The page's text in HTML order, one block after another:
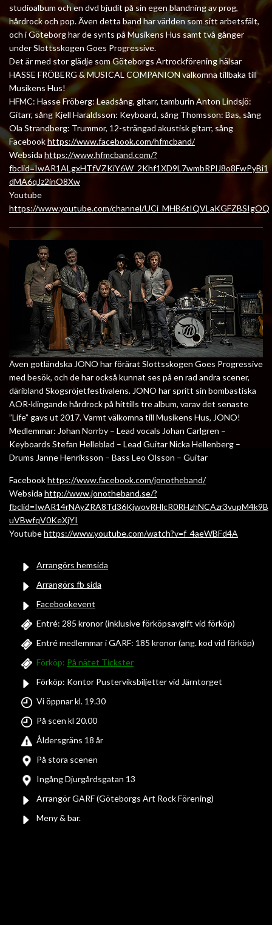
studioalbum och en dvd bjudit på sin egen blandning av prog,
hårdrock och pop. Även detta band har världen som sitt arbetsfält,
och i Göteborg har de synts på Musikens Hus samt två gånger
under Slottsskogen Goes Progressive.
Det är med stor glädje som Göteborgs Artrockförening hälsar
HASSE FRÖBERG & MUSICAL COMPANION välkomna tillbaka till
Musikens Hus!
HFMC: Hasse Fröberg: Leadsång, gitarr, tamburin Anton Lindsjö:
Gitarr, sång Kjell Haraldsson: Keyboard, sång Thomsson: Bas, sång
Ola Strandberg: Trummor, 12-strängad akustisk gitarr, sång
Facebookhttps://www.facebook.com/hfmcband/
Websida https://www.hfmcband.com/?
fbclid=IwAR1ALgxHTfVZKiY6W_2Khf1XD9L7wmbRPlJ8o8FwPyBi1
dMA6qJz2inO8Xw
Youtube
https://www.youtube.com/channel/UCi_MHB6tIQVLaKGFZBSIgOQ
Även gotländska JONO har förärat Slottsskogen Goes Progressive
med besök, och de har också kunnat ses på en rad andra scener,
däribland Skogsröjetfestivalens. JONO har spritt sin bombastiska
AOR-klingande hårdrock på hittills tre album, varav det senaste
”Life” gavs ut 2017. Varmt välkomna till Musikens Hus, JONO!
Medlemmar: Johan Norrby – Lead vocals Johan Carlgren –
Keyboards Stefan Helleblad – Lead Guitar Nicka Hellenberg –
Drums Janne Henriksson – Bass Leo Olsson – Guitar
Facebookhttps://www.facebook.com/jonotheband/
Websida http://www.jonotheband.se/?
fbclid=IwAR14rNAyZRA8Td36KjwovRHlcR0RHzhNCAzr3vupM4k9B
uVBwfqV0KeXjYI
Youtubehttps://www.youtube.com/watch?v=f_4aeWBFd4A
Arrangörs hemsida
Arrangörs fb sida
Facebookevent
Entré: 285 kronor (inklusive förköpsavgift vid förköp)
Entré medlemmar i GARF: 185 kronor (ang. kod vid förköp)
Förköp: På nätet Tickster
Förköp: Kontor Pusterviksbiljetter vid Järntorget
Vi öppnar kl. 19.30
På scen kl 20.00
Åldersgräns 18 år
På stora scenen
Ingång Djurgårdsgatan 13
Arrangör GARF (Göteborgs Art Rock Förening)
Meny & bar.